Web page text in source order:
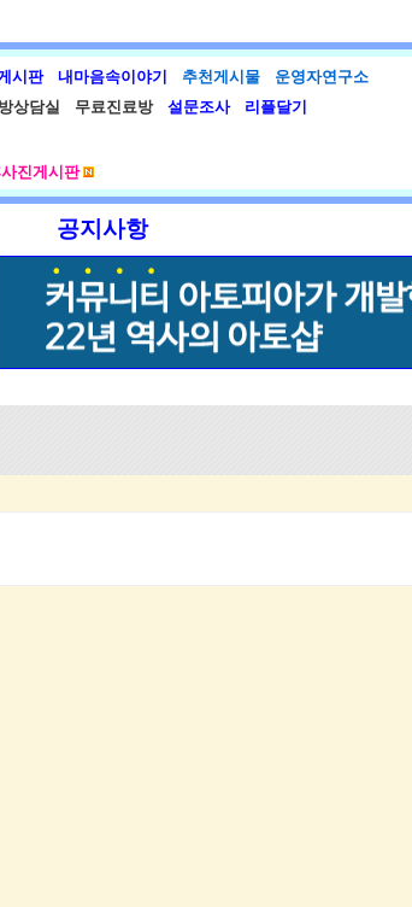
시판 내마음속이야기 추천게시물
운영자연구소
상담실 무료진료방 설문조사
리플달기
진게시판
공지사항